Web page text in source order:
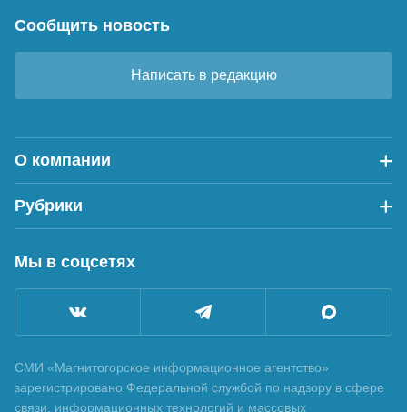
Сообщить новость
Написать в редакцию
О компании
Рубрики
Мы в соцсетях
СМИ «Магнитогорское информационное агентство»
зарегистрировано Федеральной службой по надзору в сфере
связи, информационных технологий и массовых